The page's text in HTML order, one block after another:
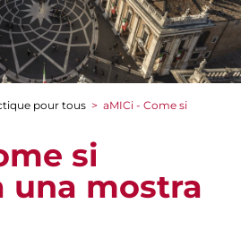
pour tous > aMICi - Come si
si
una mostra